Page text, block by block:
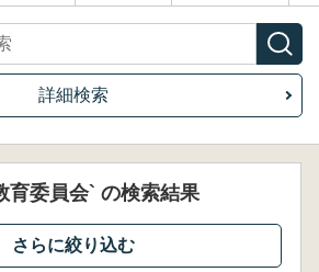
詳細検索
育委員会` の検索結果